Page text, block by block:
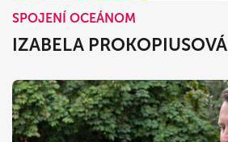
SPOJENÍ OCEÁNOM
IZABELA PROKOPIUSOVÁ